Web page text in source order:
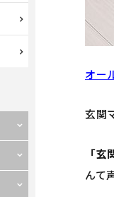
オー
玄関
「玄
んて